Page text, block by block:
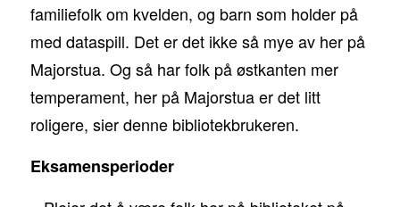
familiefolk om kvelden, og barn som holder på
med dataspill. Det er det ikke så mye av her på
Majorstua. Og så har folk på østkanten mer
temperament, her på Majorstua er det litt
roligere, sier denne bibliotekbrukeren.
Eksamensperioder